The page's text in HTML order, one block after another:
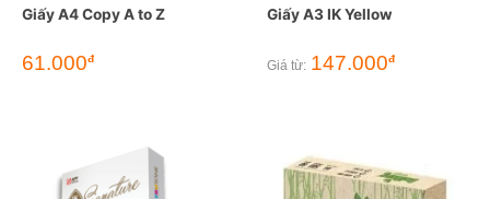
Giấy A4 Copy A to Z
Giá
gốc
61.000đGiá
Giấy A3 IK Yellow
Giá từ: 147.000đ